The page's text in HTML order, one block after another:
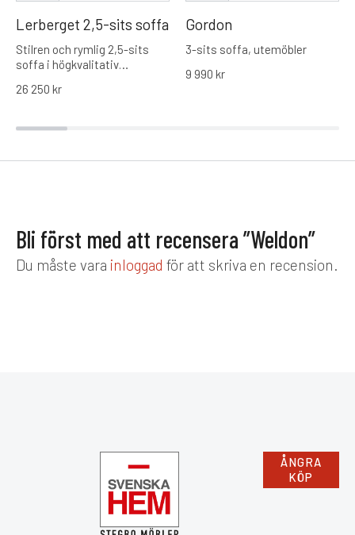
Lerberget 2,5-sits soffa
Stilren och rymlig 2,5-sits
soffa i högkvalitativ
Modern design med generösa
komfort och hållbarhet för din
26 250 kr
Gordon
3-sits soffa, utemöbler
9 990 kr
Bli först med att recensera ”Weldon”
Du måste vara inloggad för att skriva en recension.
ÅNGRA
KÖP